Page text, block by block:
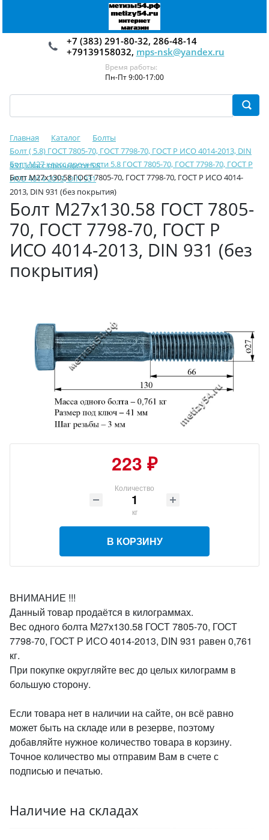
+7 (383) 291-80-32, 286-48-14
+79139158032, mps-nsk@yandex.ru
Время работы:
Пн-Пт 9:00-17:00
Главная Каталог
Болты
Болт ( 5.8) ГОСТ 7805-70, ГОСТ 7798-70, ГОСТ Р ИСО 4014-2013, DIN
931, класс прочности 5.8
Болт М27 класс прочности 5.8 ГОСТ 7805-70, ГОСТ 7798-70, ГОСТ Р
ИСО 4014-2013, DIN 931
Болт М27х130.58 ГОСТ 7805-70, ГОСТ 7798-70, ГОСТ Р ИСО 4014-
2013, DIN 931 (без покрытия)
Болт М27х130.58 ГОСТ 7805-
70, ГОСТ 7798-70, ГОСТ Р
ИСО 4014-2013, DIN 931 (без
покрытия)
223 ₽
Количество
кг
В КОРЗИНУ
ВНИМАНИЕ !!!
Данный товар продаётся в килограммах.
Вес одного болта М27х130.58 ГОСТ 7805-70, ГОСТ
7798-70, ГОСТ Р ИСО 4014-2013, DIN 931 равен 0,761
кг.
При покупке округляйте вес до целых килограмм в
большую сторону.
Если товара нет в наличии на сайте, он всё равно
может быть на складе или в резерве, поэтому
добавляйте нужное количество товара в корзину.
Точное количество мы отправим Вам в счете с
подписью и печатью.
Наличие на складах